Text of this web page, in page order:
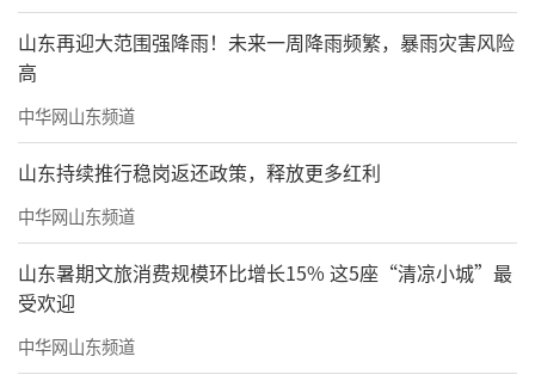
山东再迎大范围强降雨！未来一周降雨频繁，暴雨灾害风险
高
中华网山东频道
山东持续推行稳岗返还政策，释放更多红利
中华网山东频道
山东暑期文旅消费规模环比增长15% 这5座“清凉小城”最
受欢迎
中华网山东频道